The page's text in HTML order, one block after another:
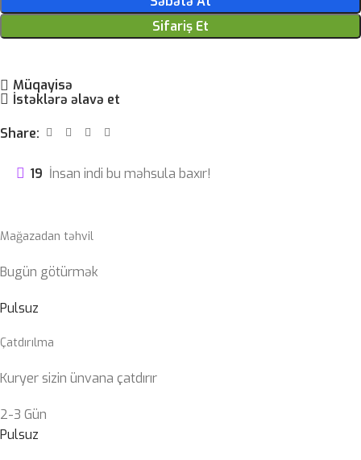
Sifariş Et
Müqayisə
İstəklərə əlavə et
Share:
19 İnsan indi bu məhsula baxır!
Mağazadan təhvil
Bugün götürmək
Pulsuz
Çatdırılma
Kuryer sizin ünvana çatdırır
2-3 Gün
Pulsuz